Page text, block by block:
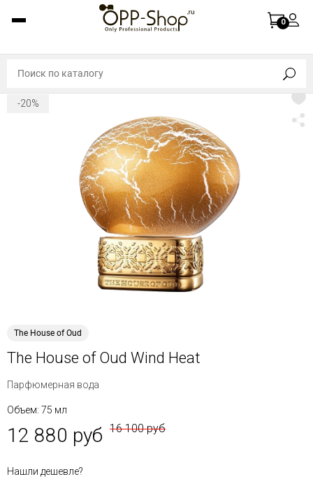
0
-20%
The House of Oud
The House of Oud Wind Heat
Парфюмерная вода
Объем: 75 мл
12 880 руб 16 100 руб
Нашли дешевле?